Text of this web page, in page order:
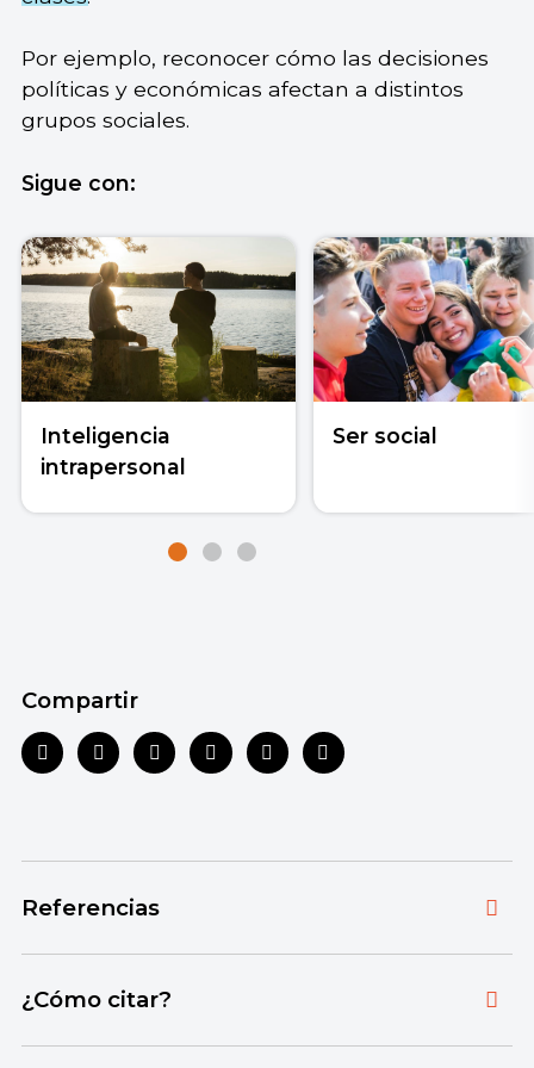
Por ejemplo, reconocer cómo las decisiones
políticas y económicas afectan a distintos
grupos sociales.
Sigue con:
Inteligencia
intrapersonal
Ser social
Compartir
Referencias
Toda la información que ofrecemos está
autorizadas y actualizadas, que aseguran un
¿Cómo citar?